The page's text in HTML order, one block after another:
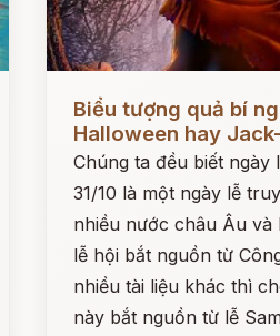
Đọc ngay
Biểu tượng quả bí
Halloween hay
Chúng ta đều biết ngày
31/10 là một ngày lễ
nhiều nước châu Âu và
lễ hội bắt nguồn từ
nhiều tài liệu khác thì
này bắt nguồn từ lễ